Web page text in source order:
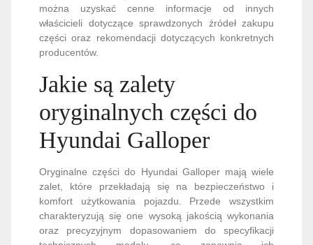
można uzyskać cenne informacje od innych
właścicieli dotyczące sprawdzonych źródeł zakupu
części oraz rekomendacji dotyczących konkretnych
producentów.
Jakie są zalety
oryginalnych części do
Hyundai Galloper
Oryginalne części do Hyundai Galloper mają wiele
zalet, które przekładają się na bezpieczeństwo i
komfort użytkowania pojazdu. Przede wszystkim
charakteryzują się one wysoką jakością wykonania
oraz precyzyjnym dopasowaniem do specyfikacji